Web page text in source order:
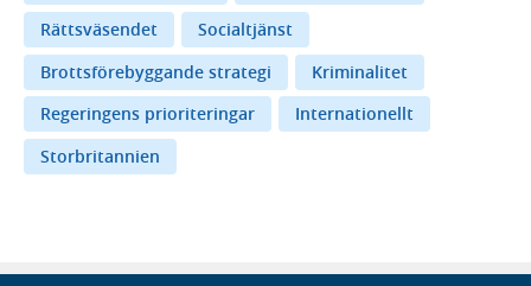
Rättsväsendet
Socialtjänst
Brottsförebyggande strategi
Kriminalitet
Regeringens prioriteringar
Internationellt
Storbritannien